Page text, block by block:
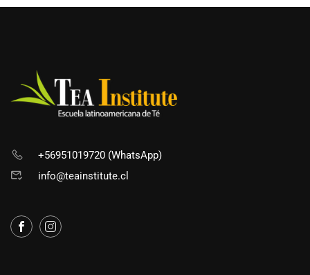
+56951019720 (WhatsApp)
info@teainstitute.cl